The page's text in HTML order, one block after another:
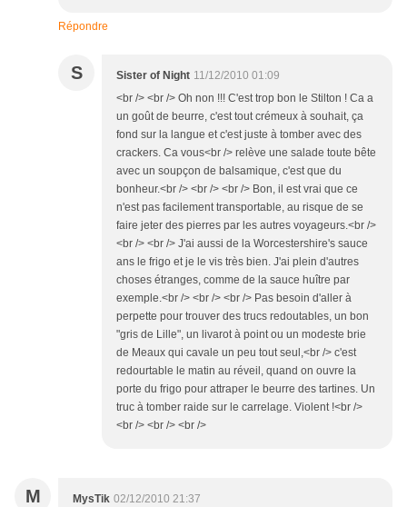
Répondre
S Sister of Night 11/12/2010 01:09
<br /> <br /> Oh non !!! C'est trop bon le Stilton ! Ca a
un goût de beurre, c'est tout crémeux à souhait, ça
fond sur la langue et c'est juste à tomber avec des
crackers. Ca vous<br /> relève une salade toute bête
avec un soupçon de balsamique, c'est que du
bonheur.<br /> <br /> <br /> Bon, il est vrai que ce
n'est pas facilement transportable, au risque de se
faire jeter des pierres par les autres voyageurs.<br />
<br /> <br /> J'ai aussi de la Worcestershire's sauce
ans le frigo et je le vis très bien. J'ai plein d'autres
choses étranges, comme de la sauce huître par
exemple.<br /> <br /> <br /> Pas besoin d'aller à
perpette pour trouver des trucs redoutables, un bon
"gris de Lille", un livarot à point ou un modeste brie
de Meaux qui cavale un peu tout seul,<br /> c'est
redourtable le matin au réveil, quand on ouvre la
porte du frigo pour attraper le beurre des tartines. Un
truc à tomber raide sur le carrelage. Violent !<br />
<br /> <br /> <br />
M MysTik 02/12/2010 21:37